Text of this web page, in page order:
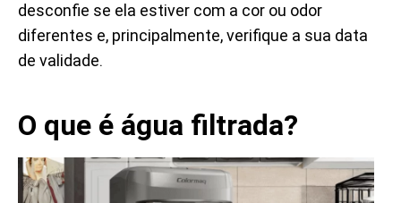
desconfie se ela estiver com a cor ou odor
diferentes e, principalmente, verifique a sua data
de validade.
O que é água filtrada?